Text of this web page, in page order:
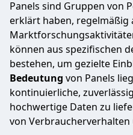
Panels sind Gruppen von
erklärt haben, regelmäßig
können aus spezifischen
bestehen, um gezielte
Bedeutung von Panels
kontinuierliche,
hochwertige Daten zu
von Verbraucherverhalten